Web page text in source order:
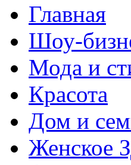
Главная
Шоу-
Мода и
Красота
Дом и
Женское